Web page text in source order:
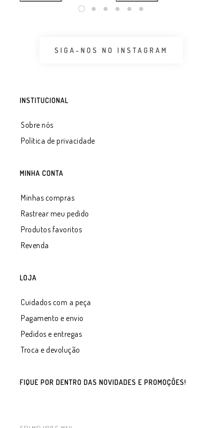
SIGA-NOS NO INSTAGRAM
INSTITUCIONAL
Sobre nós
Política de privacidade
MINHA CONTA
Minhas compras
Rastrear meu pedido
Produtos favoritos
Revenda
LOJA
Cuidados com a peça
Pagamento e envio
Pedidos e entregas
Troca e devolução
FIQUE POR DENTRO DAS NOVIDADES E PROMOÇÕES!